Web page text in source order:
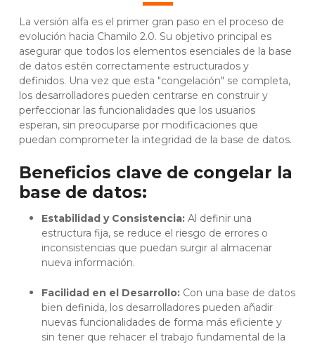
La versión alfa es el primer gran paso en el proceso de
evolución hacia Chamilo 2.0. Su objetivo principal es
asegurar que todos los elementos esenciales de la base
de datos estén correctamente estructurados y
definidos. Una vez que esta "congelación" se completa,
los desarrolladores pueden centrarse en construir y
perfeccionar las funcionalidades que los usuarios
esperan, sin preocuparse por modificaciones que
puedan comprometer la integridad de la base de datos.
Beneficios clave de congelar la
base de datos:
Estabilidad y Consistencia: Al definir una
estructura fija, se reduce el riesgo de errores o
inconsistencias que puedan surgir al almacenar
nueva información.
Facilidad en el Desarrollo: Con una base de datos
bien definida, los desarrolladores pueden añadir
nuevas funcionalidades de forma más eficiente y
sin tener que rehacer el trabajo fundamental de la